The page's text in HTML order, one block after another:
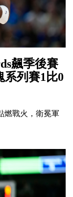
飆季後賽
系列賽1比0
燃戰火，衛冕軍